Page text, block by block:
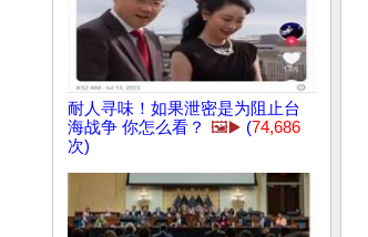
耐人寻味！如果泄密是为阻止台
海战争 你怎么看？ 🖼️▶️ (74,686
次)